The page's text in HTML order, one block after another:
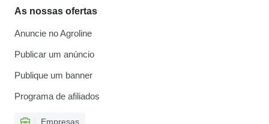
As nossas ofertas
Anuncie no Agroline
Publicar um anúncio
Publique um banner
Programa de afiliados
Empresas